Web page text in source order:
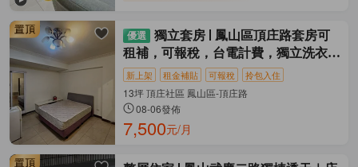
獨立套房
鳳山區頂庄路套房可
租補，可報稅，台電計費，獨立洗衣機
和陽台
新上架 租金補貼 可報稅 拎包入住
13坪 頂庄社區 鳳山區-頂庄路
08-06發佈
7,500元/月